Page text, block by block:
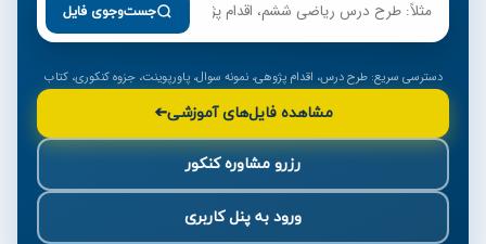
جست‌وجوی فایل
دسترسی سریع: طرح درس، اقدام پژوهی، نمونه سوال، پاورپوینت، جزوه کنکوری، کتاب
مشاهده فایل‌های آموزشی➔
رزرو مشاوره کنکور
ورود به پنل کاربری